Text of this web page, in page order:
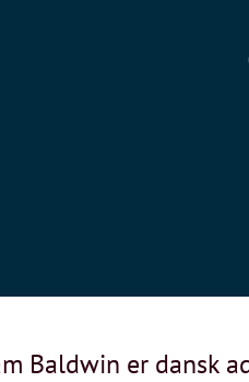
Baldwin er dansk